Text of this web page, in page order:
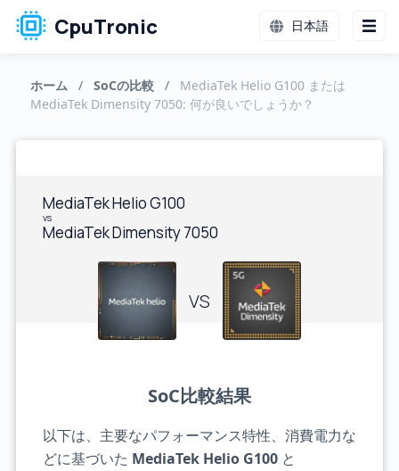
CpuTronic 日本語
ホーム / SoCの比較 /
MediaTek Helio G100 または
MediaTek Dimensity 7050: 何が良いでしょうか？
MediaTek Helio G100
vs
MediaTek Dimensity 7050
VS
SoC比較結果
以下は、主要なパフォーマンス特性、消費電力な
どに基づいた MediaTek Helio G100と